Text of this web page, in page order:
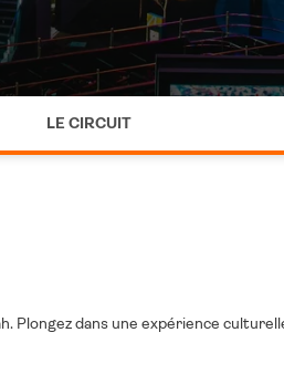
LE CIRCUIT
Plongez dans une expérience